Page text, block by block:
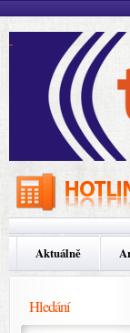
Aktuálně
Hledání